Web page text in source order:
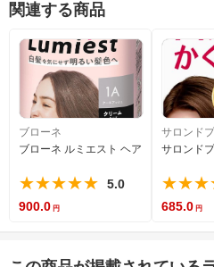
関連する商品
ブローネ
ブローネ ルミエスト ヘアカラー 1A ク
★★★★★
5.0
900.0
サロンド
サロンド
685.0